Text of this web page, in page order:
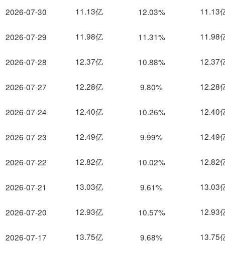
2026-07-30
2026-07-29
2026-07-28
2026-07-27
2026-07-24
2026-07-23
2026-07-22
2026-07-21
2026-07-20
2026-07-17
11.13亿 12.03% 11.13
11.98亿 11.31% 11.98
12.37亿 10.88% 12.37
12.28亿 9.80% 12.28
12.40亿 10.26% 12.40
12.49亿 9.99% 12.49
12.82亿 10.02% 12.82
13.03亿 9.61% 13.03
12.93亿 10.57% 12.93
13.75亿 9.68% 13.75